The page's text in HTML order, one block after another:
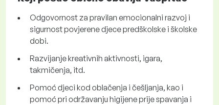
Odgovornost za pravilan emocionalni razvoj i
sigurnost povjerene djece predškolske i školske
dobi.
Razvijanje kreativnih aktivnosti, igara,
takmičenja, itd.
Pomoć djeci kod oblačenja i češljanja, kao i
pomoć pri održavanju higijene prije spavanja i